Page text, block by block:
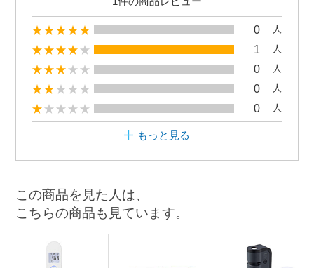
0 人
1 人
0 人
0 人
0 人
もっと見る
この商品を見た人は、
こちらの商品も見ています。